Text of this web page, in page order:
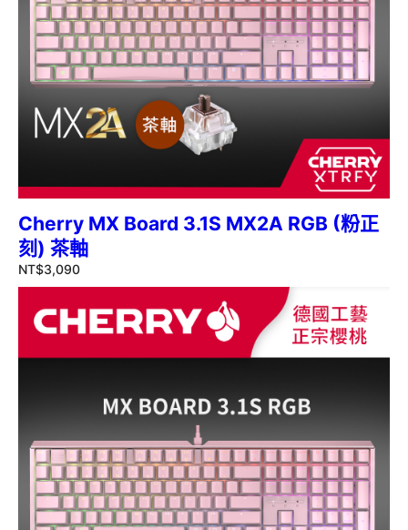
Cherry MX Board 3.1S MX2A RGB (粉正
刻) 茶軸
NT$3,090